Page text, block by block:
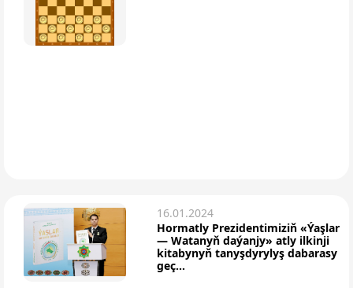
16.01.2024
Hormatly Prezidentimiziň «Ýaşlar
— Watanyň daýanjy» atly ilkinji
kitabynyň tanyşdyrylyş dabarasy
geç...